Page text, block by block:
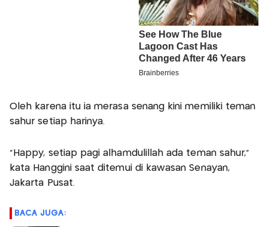
Oleh karena itu ia merasa senang kini memiliki teman
sahur setiap harinya.
"Happy, setiap pagi alhamdulillah ada teman sahur,"
kata Hanggini saat ditemui di kawasan Senayan,
Jakarta Pusat.
BACA JUGA: